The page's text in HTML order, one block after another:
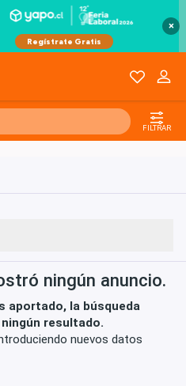
×
FILTRAR
ningún anuncio.
aportado, la búsqueda
resultado.
nuevos datos